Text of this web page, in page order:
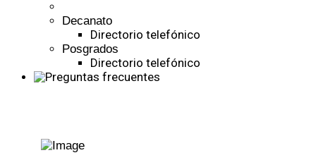
Decanato
Directorio telefónico
Posgrados
Directorio telefónico